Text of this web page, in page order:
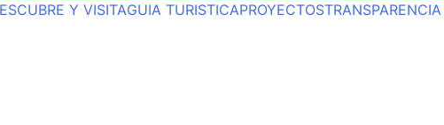
Y VISITAGUIA TURISTICAPROYECTOSTRANSPARENCIA